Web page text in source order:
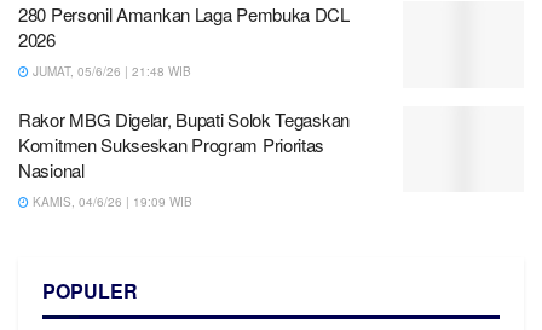
280 Personil Amankan Laga Pembuka DCL
2026
JUMAT, 05/6/26 | 21:48 WIB
Rakor MBG Digelar, Bupati Solok Tegaskan
Komitmen Sukseskan Program Prioritas
Nasional
KAMIS, 04/6/26 | 19:09 WIB
POPULER